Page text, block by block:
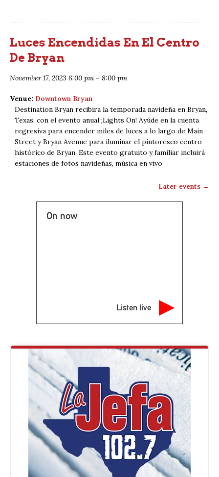
Luces Encendidas En El Centro
De Bryan
November 17, 2023 6:00 pm – 8:00 pm
Venue: Downtown Bryan
Destination Bryan recibira la temporada navideña en Bryan,
Texas, con el evento anual ¡Lights On! Ayúde en la cuenta
regresiva para encender miles de luces a lo largo de Main
Street y Bryan Avenue para iluminar el pintoresco centro
histórico de Bryan. Este evento gratuito y familiar incluirá
estaciones de fotos navideñas, música en vivo
Later events →
On now
Listen live